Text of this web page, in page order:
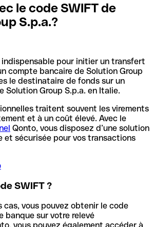
le code SWIFT de
S.p.a.?
indispensable pour initier un transfert
compte bancaire de Solution Group
le destinataire de fonds sur un
Solution Group S.p.a. en Italie.
traitent souvent les virements
et à un coût élevé. Avec le
Qonto, vous disposez d’une solution
et sécurisée pour vos transactions
SWIFT ?
cas, vous pouvez obtenir le code
banque sur votre relevé